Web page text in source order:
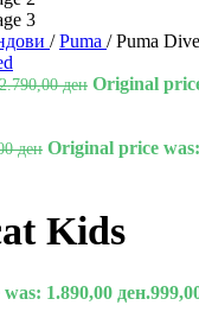
/ Puma / Puma
2.790,00ден Original
ден Original price
Kids
1.890,00 ден.